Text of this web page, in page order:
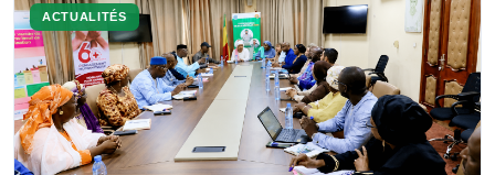
ACTUALITÉS